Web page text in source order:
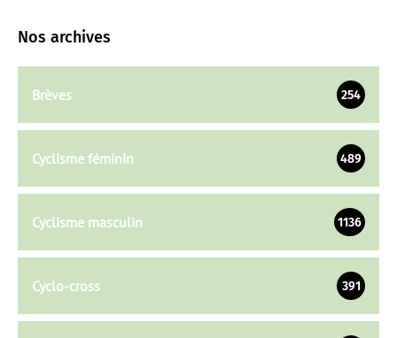
Nos archives
Brèves 254
Cyclisme féminin 489
Cyclisme masculin 1136
Cyclo-cross 391